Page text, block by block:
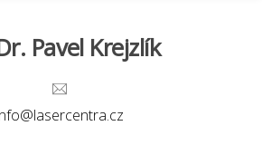
Pavel Krejzlík